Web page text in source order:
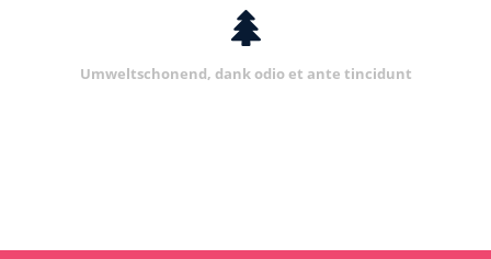
Umweltschonend, dank odio et ante tincidunt